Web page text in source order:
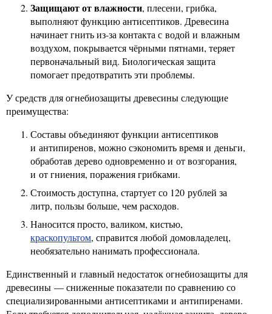
Защищают от влажности, плесени, грибка,
выполняют функцию антисептиков. Древесина
начинает гнить из-за контакта с водой и влажным
воздухом, покрывается чёрными пятнами, теряет
первоначальный вид. Биологическая защита
помогает предотвратить эти проблемы.
У средств для огнебиозащиты древесины следующие
преимущества:
Составы объединяют функции антисептиков
и антипиренов, можно сэкономить время и деньги,
обработав дерево одновременно и от возгорания,
и от гниения, поражения грибками.
Стоимость доступна, стартует со 120 рублей за
литр, пользы больше, чем расходов.
Наносится просто, валиком, кистью,
краскопультом, справится любой домовладелец,
необязательно нанимать профессионала.
Единственный и главный недостаток огнебиозащиты для
древесины — сниженные показатели по сравнению со
специализированными антисептиками и антипиренами.